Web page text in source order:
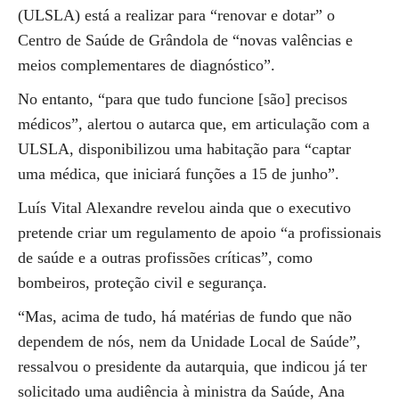
(ULSLA) está a realizar para “renovar e dotar” o
Centro de Saúde de Grândola de “novas valências e
meios complementares de diagnóstico”.
No entanto, “para que tudo funcione [são] precisos
médicos”, alertou o autarca que, em articulação com a
ULSLA, disponibilizou uma habitação para “captar
uma médica, que iniciará funções a 15 de junho”.
Luís Vital Alexandre revelou ainda que o executivo
pretende criar um regulamento de apoio “a profissionais
de saúde e a outras profissões críticas”, como
bombeiros, proteção civil e segurança.
“Mas, acima de tudo, há matérias de fundo que não
dependem de nós, nem da Unidade Local de Saúde”,
ressalvou o presidente da autarquia, que indicou já ter
solicitado uma audiência à ministra da Saúde, Ana